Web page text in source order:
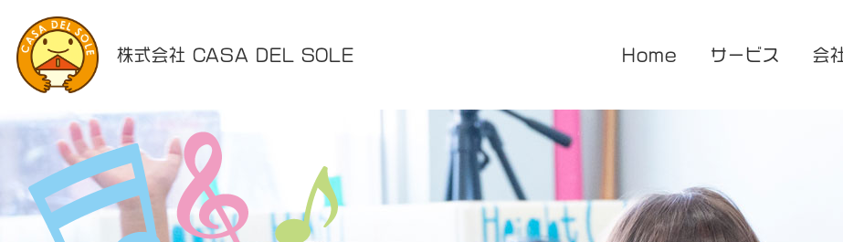
株式会社 CASA DEL SOLE Home サービス
医療的ケア対応型児童発達支援
会